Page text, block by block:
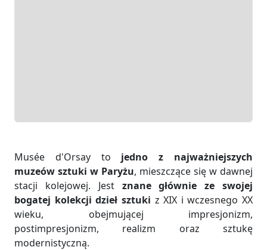
Musée d'Orsay to jedno z najważniejszych
muzeów sztuki w Paryżu, mieszczące się w dawnej
stacji kolejowej. Jest znane głównie ze swojej
bogatej kolekcji dzieł sztuki z XIX i wczesnego XX
wieku, obejmującej impresjonizm,
postimpresjonizm, realizm oraz sztukę
modernistyczną.